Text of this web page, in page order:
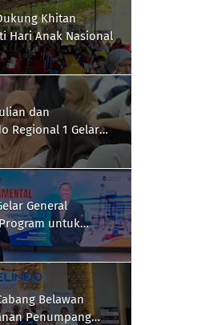
Khitan
Hari Anak Nasional
dan
Regional 1 Gelar
dan Santunan
General
untuk
Bisnis
Belawan
Penumpang